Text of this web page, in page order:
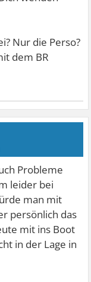
Nur die Perso?
dem BR
Probleme
leider bei
man mit
persönlich das
mit ins Boot
in der Lage in